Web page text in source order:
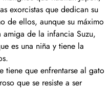
exorcistas que dedican su
de ellos, aunque su máximo
de la infancia Suzu,
es una niña y tiene la
tiene que enfrentarse al gato
que se resiste a ser